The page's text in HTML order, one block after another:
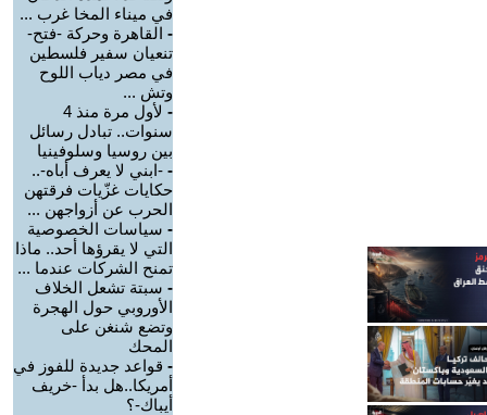
في ميناء المخا غرب ...
- القاهرة وحركة -فتح-
تنعيان سفير فلسطين
في مصر دياب اللوح
وتش ...
-
لأول مرة منذ 4
سنوات.. تبادل رسائل
بين روسيا وسلوفينيا
- -ابني لا يعرف أباه-..
حكايات غزّيات فرقتهن
الحرب عن أزواجهن ...
- سياسات الخصوصية
التي لا يقرؤها أحد.. ماذا
تمنح الشركات عندما ...
- سبتة تشعل الخلاف
الأوروبي حول الهجرة
وتضع شنغن على
المحك
- قواعد جديدة للفوز في
أمريكا..هل بدأ -خريف
أيباك-؟